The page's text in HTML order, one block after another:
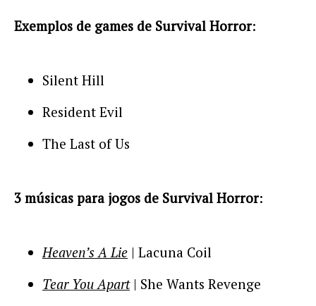
Exemplos de games de Survival Horror:
Silent Hill
Resident Evil
The Last of Us
3 músicas para jogos de Survival Horror:
Heaven’s A Lie | Lacuna Coil
Tear You Apart| She Wants Revenge